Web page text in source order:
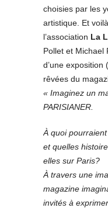
choisies par les
artistique. Et
l’association La
Pollet et Michael
d’une exposition
rêvées du
« Imaginez un
PARISIANER.
À quoi
et quelles
elles sur Paris?
À travers une
magazine
invités à